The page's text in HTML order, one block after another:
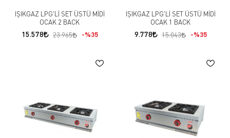
IŞIKGAZ LPG'Lİ SET ÜSTÜ MİDİ
OCAK 2 BACK
15.578 23.965 %35
IŞIKGAZ LPG'Lİ SET ÜSTÜ MİDİ
OCAK 1 BACK
9.778 15.043 %35